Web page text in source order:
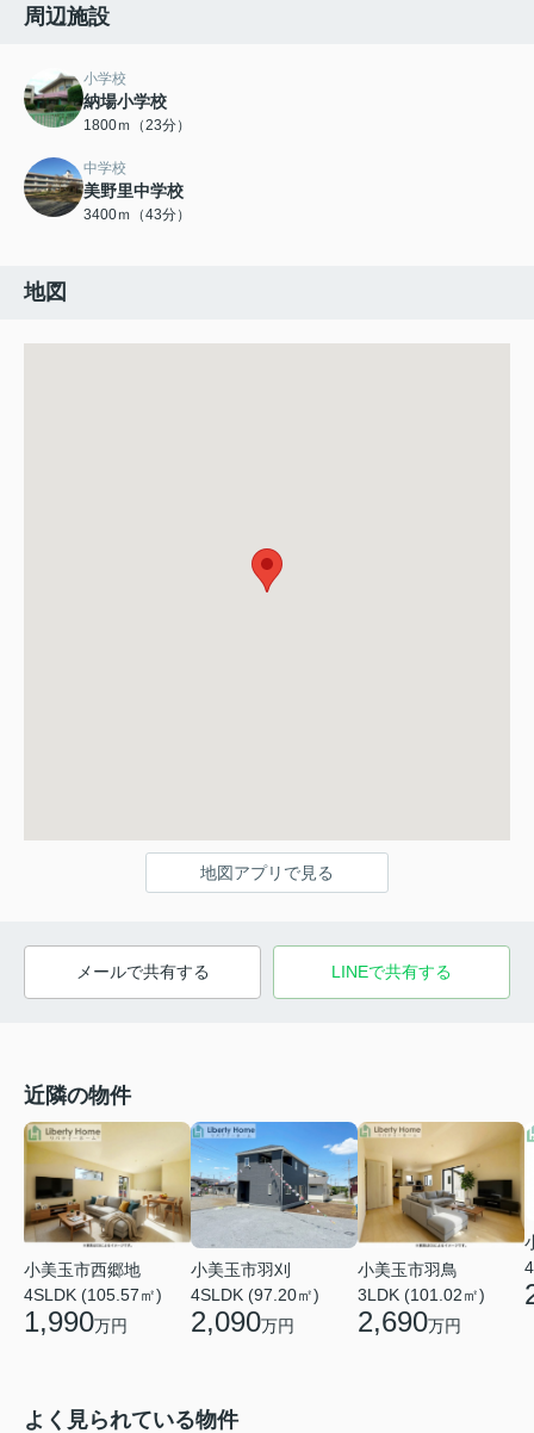
周辺施設
小学校
納場小学校
1800ｍ（23分）
中学校
美野里中学校
3400ｍ（43分）
地図
地図アプリで見る
メールで共有する LINEで共有する
近隣の物件
小美玉市西郷地
4SLDK (105.57㎡)
1,990万円
小美玉市羽刈
4SLDK (97.20㎡)
2,090万円
小美玉市羽鳥
3LDK (101.02㎡)
2,690万円
よく見られている物件